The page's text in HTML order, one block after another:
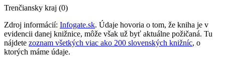
Trenčiansky kraj (0)
Zdroj informácií: Infogate.sk. Údaje hovoria o tom, že kniha je v
evidencii danej knižnice, môže však už byť aktuálne požičaná. Tu
nájdete zoznam všetkých viac ako 200 slovenských knižníc, o
ktorých máme údaje.